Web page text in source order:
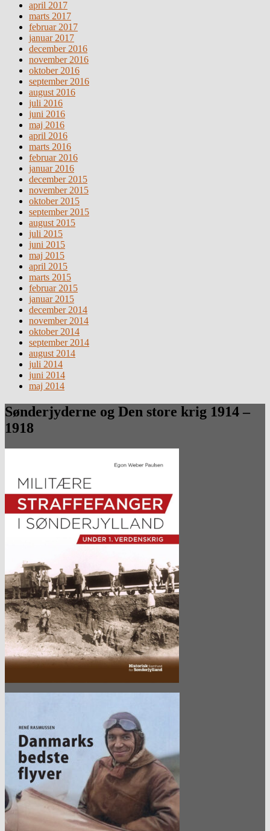
april 2017
marts 2017
februar 2017
januar 2017
december 2016
november 2016
oktober 2016
september 2016
august 2016
juli 2016
juni 2016
maj 2016
april 2016
marts 2016
februar 2016
januar 2016
december 2015
november 2015
oktober 2015
september 2015
august 2015
juli 2015
juni 2015
maj 2015
april 2015
marts 2015
februar 2015
januar 2015
december 2014
november 2014
oktober 2014
september 2014
august 2014
juli 2014
juni 2014
maj 2014
Sønderjyderne og Den store krig 1914 –
1918